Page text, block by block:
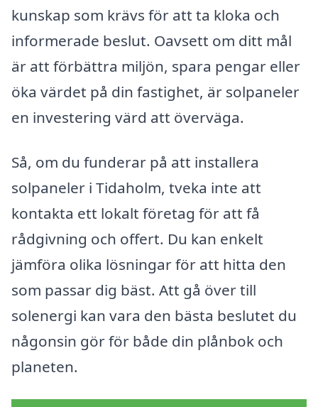
kunskap som krävs för att ta kloka och
informerade beslut. Oavsett om ditt mål
är att förbättra miljön, spara pengar eller
öka värdet på din fastighet, är solpaneler
en investering värd att överväga.
Så, om du funderar på att installera
solpaneler i Tidaholm, tveka inte att
kontakta ett lokalt företag för att få
rådgivning och offert. Du kan enkelt
jämföra olika lösningar för att hitta den
som passar dig bäst. Att gå över till
solenergi kan vara den bästa beslutet du
någonsin gör för både din plånbok och
planeten.